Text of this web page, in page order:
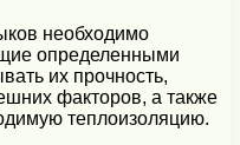
необходимо
определенными
их прочность,
факторов, а также
теплоизоляцию.